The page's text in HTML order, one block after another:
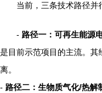
当前，三条技术路径并
- 路径一：可再生能源
是目前示范项目的主流。
离。
- 路径二：生物质气化/热解